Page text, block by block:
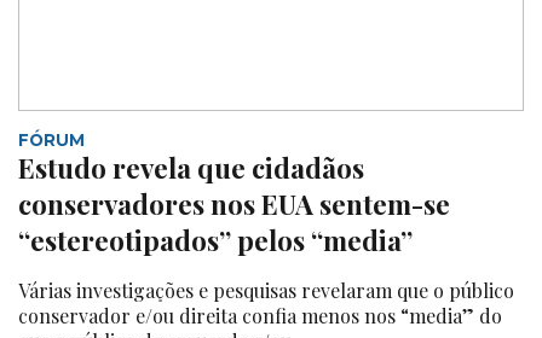
FÓRUM
Estudo revela que cidadãos
conservadores nos EUA sentem-se
“estereotipados” pelos “media”
Várias investigações e pesquisas revelaram que o público
conservador e/ou direita confia menos nos “media” do